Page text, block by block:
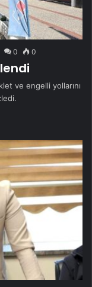
0 0
ve engelli yollarını